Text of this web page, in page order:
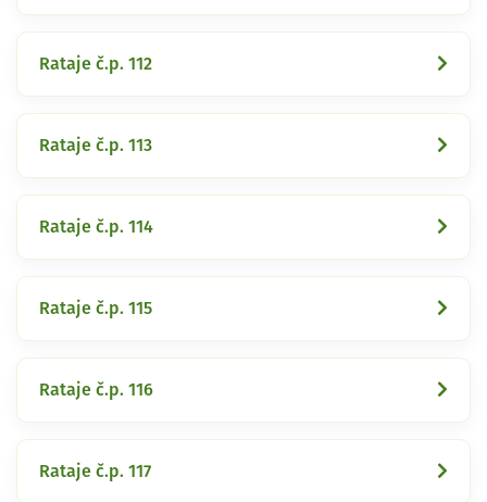
Rataje č.p. 112
Rataje č.p. 113
Rataje č.p. 114
Rataje č.p. 115
Rataje č.p. 116
Rataje č.p. 117